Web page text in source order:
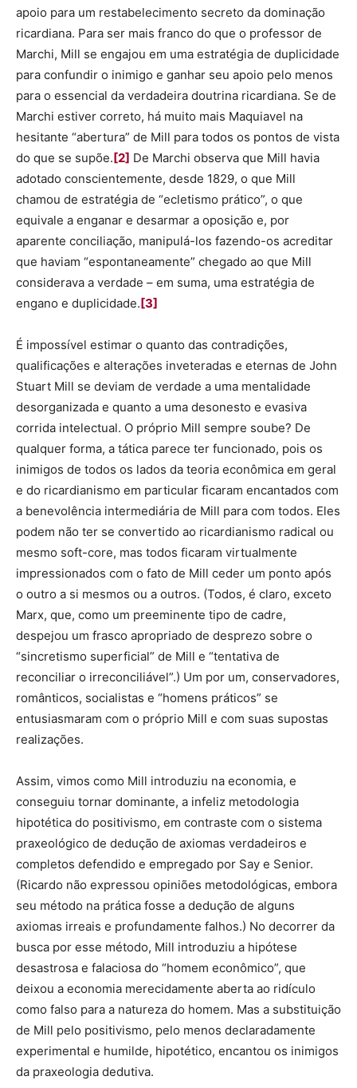
apoio para um restabelecimento secreto da dominação
ricardiana. Para ser mais franco do que o professor de
Marchi, Mill se engajou em uma estratégia de duplicidade
para confundir o inimigo e ganhar seu apoio pelo menos
para o essencial da verdadeira doutrina ricardiana. Se de
Marchi estiver correto, há muito mais Maquiavel na
hesitante “abertura” de Mill para todos os pontos de vista
do que se supõe.[2] De Marchi observa que Mill havia
adotado conscientemente, desde 1829, o que Mill
chamou de estratégia de “ecletismo prático”, o que
equivale a enganar e desarmar a oposição e, por
aparente conciliação, manipulá-los fazendo-os acreditar
que haviam “espontaneamente” chegado ao que Mill
considerava a verdade – em suma, uma estratégia de
engano e duplicidade.[3]
É impossível estimar o quanto das contradições,
qualificações e alterações inveteradas e eternas de John
Stuart Mill se deviam de verdade a uma mentalidade
desorganizada e quanto a uma desonesto e evasiva
corrida intelectual. O próprio Mill sempre soube? De
qualquer forma, a tática parece ter funcionado, pois os
inimigos de todos os lados da teoria econômica em geral
e do ricardianismo em particular ficaram encantados com
a benevolência intermediária de Mill para com todos. Eles
podem não ter se convertido ao ricardianismo radical ou
mesmo soft-core, mas todos ficaram virtualmente
impressionados com o fato de Mill ceder um ponto após
o outro a si mesmos ou a outros. (Todos, é claro, exceto
Marx, que, como um preeminente tipo de cadre,
despejou um frasco apropriado de desprezo sobre o
“sincretismo superficial” de Mill e “tentativa de
reconciliar o irreconciliável”.) Um por um, conservadores,
românticos, socialistas e “homens práticos” se
entusiasmaram com o próprio Mill e com suas supostas
realizações.
Assim, vimos como Mill introduziu na economia, e
conseguiu tornar dominante, a infeliz metodologia
hipotética do positivismo, em contraste com o sistema
praxeológico de dedução de axiomas verdadeiros e
completos defendido e empregado por Say e Senior.
(Ricardo não expressou opiniões metodológicas, embora
seu método na prática fosse a dedução de alguns
axiomas irreais e profundamente falhos.) No decorrer da
busca por esse método, Mill introduziu a hipótese
desastrosa e falaciosa do “homem econômico”, que
deixou a economia merecidamente aberta ao ridículo
como falso para a natureza do homem. Mas a substituição
de Mill pelo positivismo, pelo menos declaradamente
experimental e humilde, hipotético, encantou os inimigos
da praxeologia dedutiva.